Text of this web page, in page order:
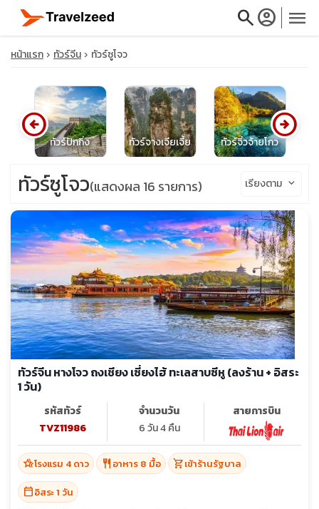
searchaccount_circle menu
close
travel_explore
calendar_month
search
หน้าแรก ทัวร์จีน ทัวร์ซูโจว
ทัวร์ปักกิ่ง ทัวร์จางเจียเจี้ย ทัวร์จิ่วจ้ายโกว
arrow_circle_left arrow_circle_right
ทัวร์ซูโจว(แสดงผล 16 รายการ) เรียงตาม keyboard_arrow_down
ทัวร์จีน หางโจว ถงเชียง เซี่ยงไฮ้ ทะเลสาบซีหู (ลงร้าน + อิสระ
1 วัน)
รหัสทัวร์
TVZ11986
จำนวนวัน
6 วัน 4 คืน
สายการบิน
hotel_classโรงแรม 4 ดาว restaurant อาหาร 8 มื้อ shopping_cartเข้าร้านรัฐบาล
calendar_todayอิสระ 1 วัน